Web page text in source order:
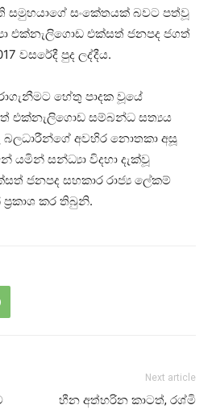
සමුහයාගේ සංකේතයක් බවට පත්වූ
එක්නැලිගොඩ එක්සත් ජනපද ජගත්
වසරේදී පුද ලද්දීය.
හේතු පාදක වූයේ
එක්නැලිගොඩ සම්බන්ධ සත්‍යය
බලධාරීන්ගේ අවහිර නොතකා අසූ
යමින් සන්ධ්‍යා විදහා දැක්වූ
ජනපද සහකාර රාජ්‍ය ලේකම්
කර තිබුනි.
Next article
හීන අත්හරින කාටත්, රශ්මි